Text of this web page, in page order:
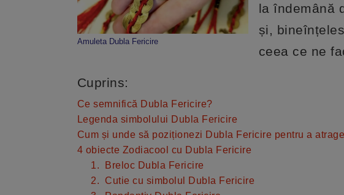
Amuleta Dubla Fericire
la îndemână
și,
ceea ce ne
Cuprins:
Ce semnifică Dubla Fericire?
Legenda simbolului Dubla Fericire
Cum și unde să poziționezi Dubla Fericire pentru a
4 obiecte Zodiacool cu Dubla Fericire
1. Breloc Dubla Fericire
2. Cutie cu simbolul Dubla Fericire